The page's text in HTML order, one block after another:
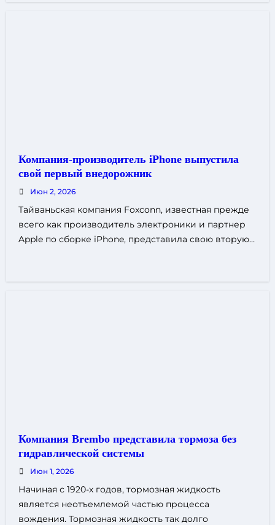
Компания-производитель iPhone выпустила
свой первый внедорожник
Июн 2, 2026
Тайваньская компания Foxconn, известная прежде
всего как производитель электроники и партнер
Apple по сборке iPhone, представила свою вторую…
Компания Brembo представила тормоза без
гидравлической системы
Июн 1, 2026
Начиная с 1920-х годов, тормозная жидкость
является неотъемлемой частью процесса
вождения. Тормозная жидкость так долго